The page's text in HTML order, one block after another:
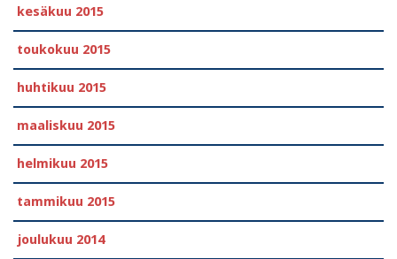
kesäkuu 2015
toukokuu 2015
huhtikuu 2015
maaliskuu 2015
helmikuu 2015
tammikuu 2015
joulukuu 2014